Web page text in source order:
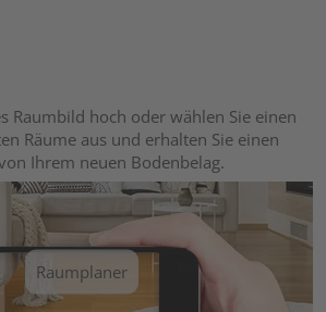
Raumbild hoch oder wählen Sie einen
Räume aus und erhalten Sie einen
Ihrem neuen Bodenbelag.
Raumplaner